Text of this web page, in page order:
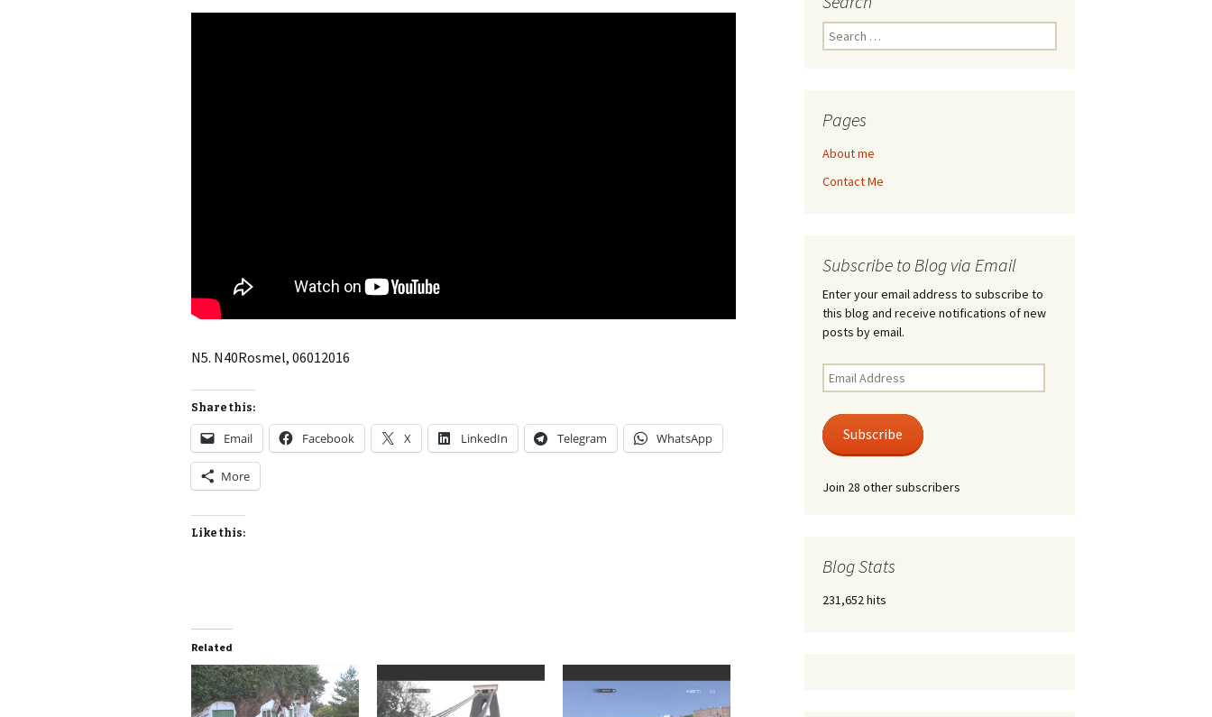
N5. N40Rosmel, 06012016
Share this:
Email Facebook X LinkedIn Telegram WhatsApp
More
Like this:
Related
Search
for:
Pages
About me
Contact Me
Subscribe to Blog via Email
Enter your email address to subscribe to
this blog and receive notifications of new
posts by email.
Email
Address
Subscribe
Join 28 other subscribers
Blog Stats
231,652 hits